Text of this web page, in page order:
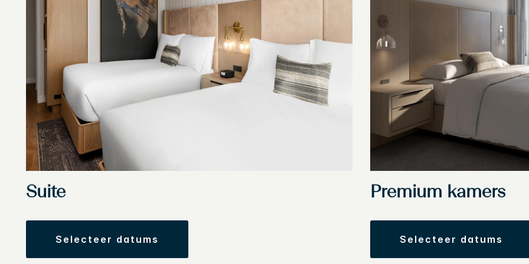
Suite
selecteer datums
Premium kamers
selecteer datums